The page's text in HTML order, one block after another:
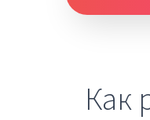
Как